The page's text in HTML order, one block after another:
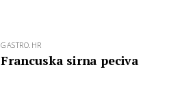
GASTRO.HR
Francuska sirna peciva